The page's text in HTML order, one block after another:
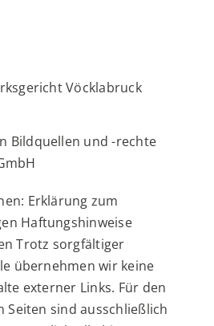
Vöcklabruck
Bildquellen und -rechte
Erklärung zum
Haftungshinweise
Trotz sorgfältiger
übernehmen wir keine
externer Links. Für den
Seiten sind ausschließlich